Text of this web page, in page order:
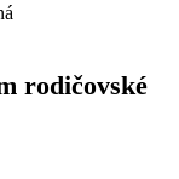
rodičovské